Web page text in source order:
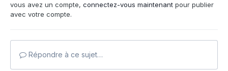
vous avez un compte, connectez-vous maintenant pour publier
avec votre compte.
Répondre à ce sujet…